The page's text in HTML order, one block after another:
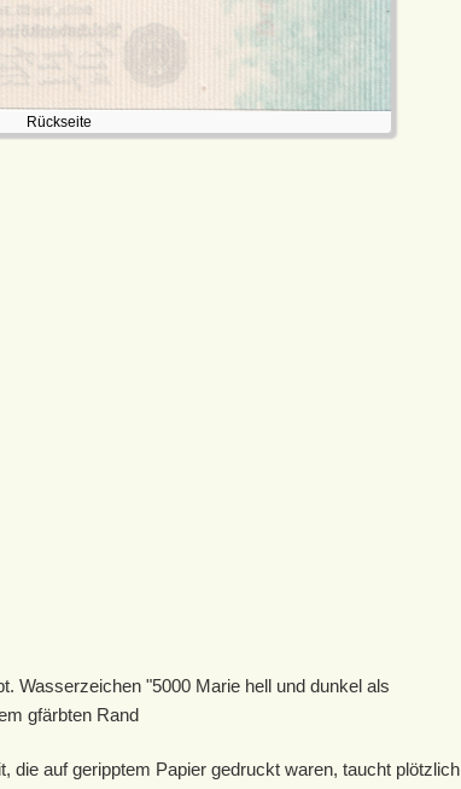
Rückseite
Wasserzeichen "5000 Marie hell und dunkel als
gfärbten Rand
die auf geripptem Papier gedruckt waren, taucht plötzlich